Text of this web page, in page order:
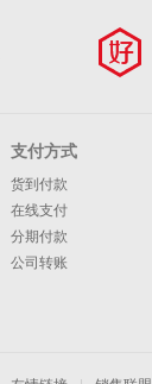
支付方式
货到付款
在线支付
分期付款
公司转账